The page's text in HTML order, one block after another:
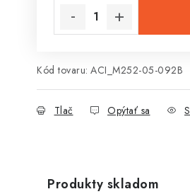
Kód tovaru: ACI_M252-05-092B
Tlač Opýtať sa
Produkty skladom